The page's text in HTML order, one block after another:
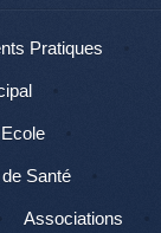
Pratiques
Ecole
Santé
Associations